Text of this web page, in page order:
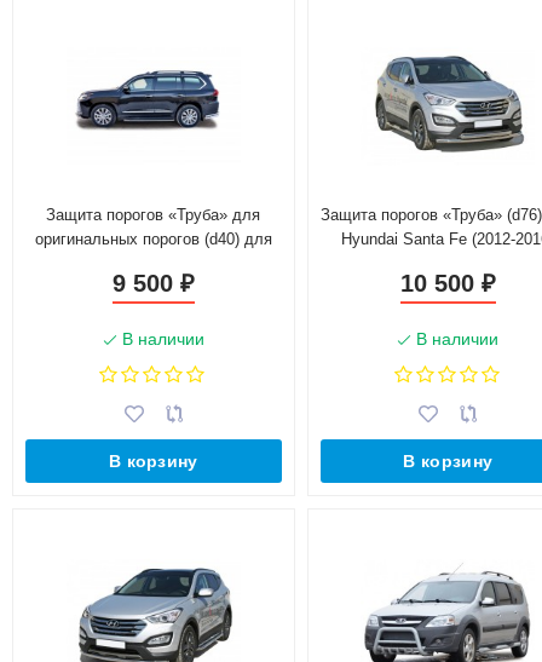
Защита порогов «Труба» для
оригинальных порогов (d40) для
(Окрашенное)
9 500 ₽
В наличии
В корзину
Защита порогов «Труба»
Hyundai Santa Fe (2012-
10 500 ₽
В наличии
В корзину